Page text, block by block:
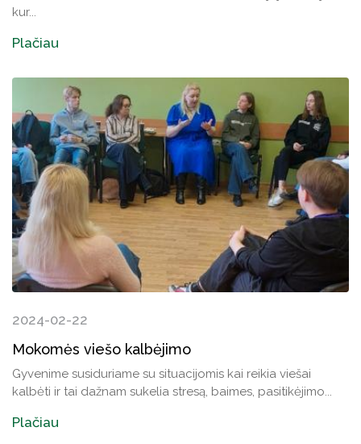
kur...
Plačiau
2024-02-22
Mokomės viešo kalbėjimo
Gyvenime susiduriame su situacijomis kai reikia viešai
kalbėti ir tai dažnam sukelia stresą, baimes, pasitikėjimo...
Plačiau